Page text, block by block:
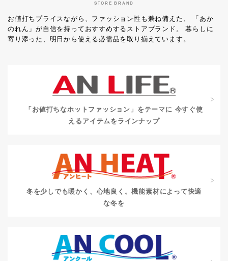
STORE BRAND
お値打ちプライスながら、ファッション性も兼ね備えた、
「あか
のれん」が自信を持っておすすめするストアブランド。
暮らしに
寄り添った、明日から使える必需品を取り揃えています。
「お値打ちなホットファッション」をテーマに 今すぐ使
えるアイテムをラインナップ
冬を少しでも暖かく、心地良く。機能素材によって快適
な冬を